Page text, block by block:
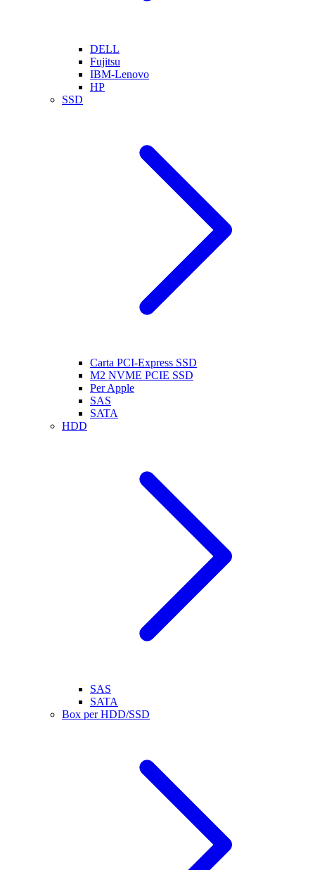
DELL
Fujitsu
IBM-Lenovo
HP
SSD
Carta PCI-Express SSD
M2 NVME PCIE SSD
Per Apple
SAS
SATA
HDD
SAS
SATA
Box per HDD/SSD